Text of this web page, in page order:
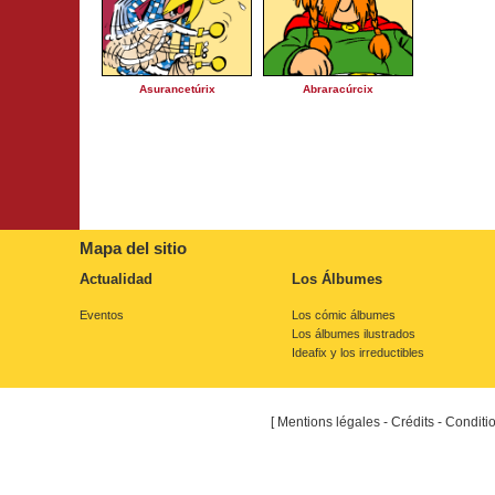
Asurancetúrix Abraracúrcix
Mapa del sitio
Actualidad
Eventos
Los Álbumes
Los cómic álbumes
Los álbumes ilustrados
Ideafix y los irreductibles
[ Mentions légales - Crédits -